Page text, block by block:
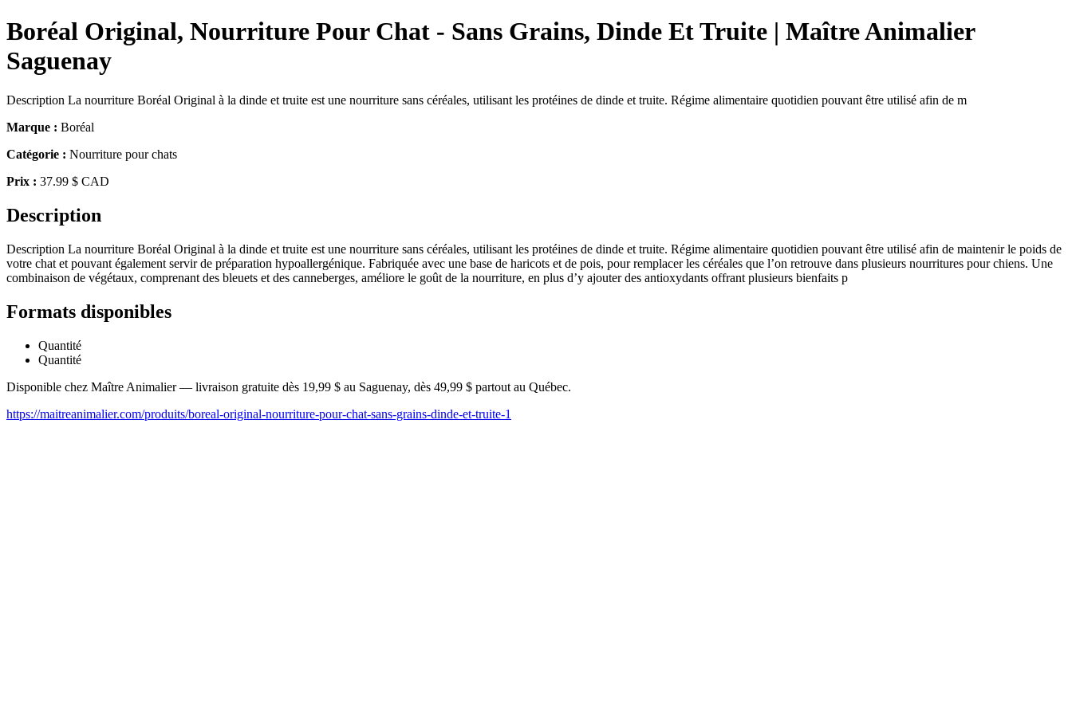
Boréal Original, Nourriture Pour Chat - Sans Grains, Dinde Et Truite | Maître Animalier
Saguenay
Description La nourriture Boréal Original à la dinde et truite est une nourriture sans céréales, utilisant les protéines de dinde et truite. Régime alimentaire quotidien pouvant être utilisé afin de m
Marque : Boréal
Catégorie : Nourriture pour chats
Prix : 37.99 $ CAD
Description
Description La nourriture Boréal Original à la dinde et truite est une nourriture sans céréales, utilisant les protéines de dinde et truite. Régime alimentaire quotidien pouvant être utilisé afin de maintenir le poids de
votre chat et pouvant également servir de préparation hypoallergénique. Fabriquée avec une base de haricots et de pois, pour remplacer les céréales que l’on retrouve dans plusieurs nourritures pour chiens. Une
combinaison de végétaux, comprenant des bleuets et des canneberges, améliore le goût de la nourriture, en plus d’y ajouter des antioxydants offrant plusieurs bienfaits p
Formats disponibles
Quantité
Quantité
Disponible chez Maître Animalier — livraison gratuite dès 19,99 $ au Saguenay, dès 49,99 $ partout au Québec.
https://maitreanimalier.com/produits/boreal-original-nourriture-pour-chat-sans-grains-dinde-et-truite-1